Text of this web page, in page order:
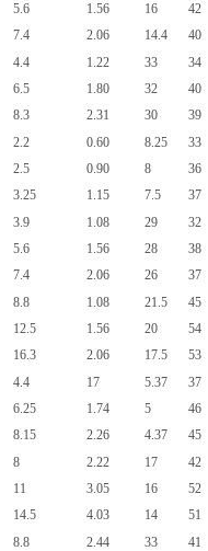
5.6
7.4
1.56
2.06
16
14.4
42
40
4.4
6.5
8.3
1.22
1.80
2.31
33
32
30
34
40
39
2.2
2.5
3.25
0.60
0.90
1.15
8.25
8
7.5
33
36
37
3.9
5.6
7.4
1.08
1.56
2.06
29
28
26
32
38
37
8.8
12.5
16.3
1.08
1.56
2.06
21.5
20
17.5
45
54
53
4.4
6.25
8.15
17
1.74
2.26
5.37
5
4.37
37
46
45
8
11
14.5
2.22
3.05
4.03
17
16
14
42
52
51
8.8
2.44
33
41